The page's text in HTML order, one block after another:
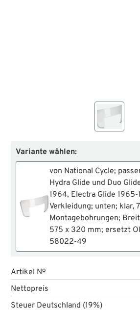
Variante wählen:
von National Cycle;
Hydra Glide und Duo
1964, Electra Glide
Verkleidung; unten; klar, 7
Montagebohrungen;
575 x 320 mm; ersetzt
58022-49
Artikel №
Nettopreis
Steuer Deutschland (19%)